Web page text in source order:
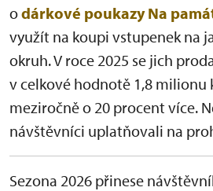
odárkové poukazy Na
využít na koupi vstupenek na
okruh. V roce 2025 se jich
v celkové hodnotě 1,8 milionu
meziročně o 20 procent více.
návštěvníci uplatňovali na
Sezona 2026 přinese